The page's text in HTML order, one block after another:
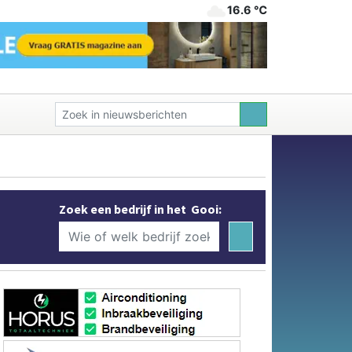
16.6 ℃
Zoek een bedrijf in het Gooi: